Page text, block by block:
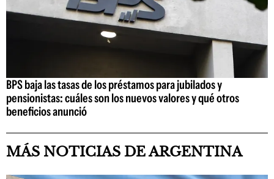
BPS baja las tasas de los préstamos para jubilados y
pensionistas: cuáles son los nuevos valores y qué otros
beneficios anunció
MÁS NOTICIAS DE ARGENTINA